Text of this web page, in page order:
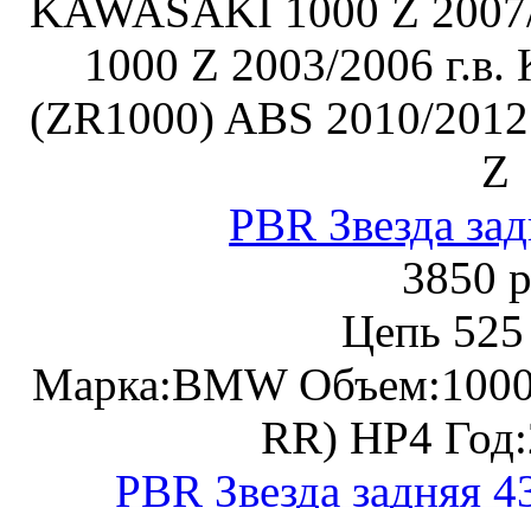
KAWASAKI 1000 Z
1000 Z 2003/2006
(ZR1000) ABS 2010/
Z
PBR Звезда
3850
Цепь 525
Марка:BMW
RR) HP4
PBR Звезда задняя